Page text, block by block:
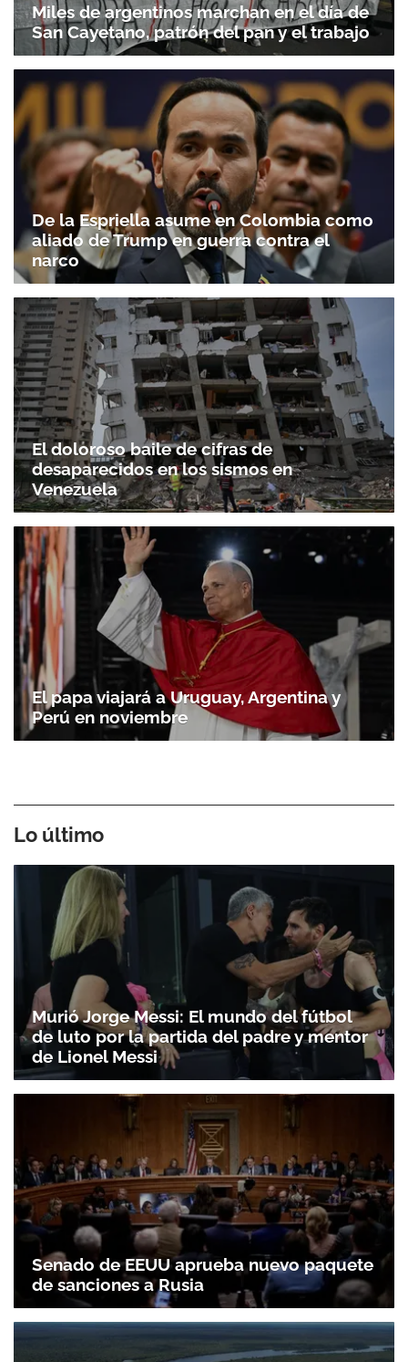
Miles de argentinos marchan en el día de
San Cayetano, patrón del pan y el trabajo
De la Espriella asume en Colombia como
aliado de Trump en guerra contra el
narco
El doloroso baile de cifras de
desaparecidos en los sismos en
Venezuela
El papa viajará a Uruguay, Argentina y
Perú en noviembre
Lo último
Murió Jorge Messi: El mundo del fútbol
de luto por la partida del padre y mentor
de Lionel Messi
Senado de EEUU aprueba nuevo paquete
de sanciones a Rusia